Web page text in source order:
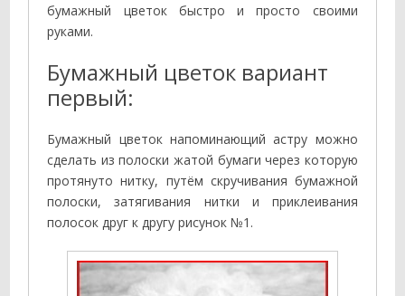
бумажный цветок быстро и просто своими
руками.
Бумажный цветок вариант
первый:
Бумажный цветок напоминающий астру можно
сделать из полоски жатой бумаги через которую
протянуто нитку, путём скручивания бумажной
полоски, затягивания нитки и приклеивания
полосок друг к другу рисунок №1.